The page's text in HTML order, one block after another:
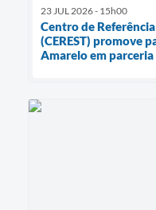
23 JUL 2026 - 15h00
Centro de
(CEREST) promove
Amarelo em